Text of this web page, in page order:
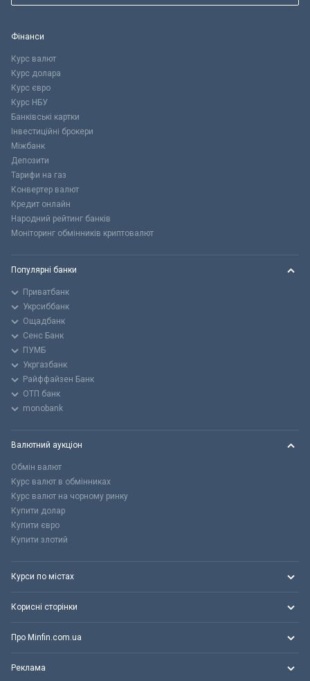
Фінанси
Курс валют
Курс долара
Курс євро
Курс НБУ
Банківські картки
Інвестиційні брокери
Міжбанк
Депозити
Тарифи на газ
Конвертер валют
Кредит онлайн
Народний рейтинг банків
Моніторинг обмінників криптовалют
Популярні банки
Приватбанк
Укрсиббанк
Ощадбанк
Сенс Банк
ПУМБ
Укргазбанк
Райффайзен Банк
ОТП банк
monobank
Валютний аукціон
Обмін валют
Курс валют в обмінниках
Курс валют на чорному ринку
Купити долар
Купити євро
Купити злотий
Курси по містах
Корисні сторінки
Про Minfin.com.ua
Реклама